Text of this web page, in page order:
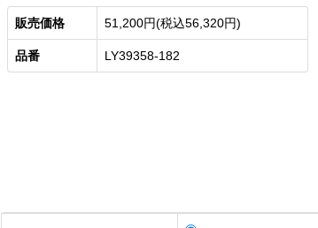
販売価格 51,200円(税込56,320円)
品番 LY39358-182